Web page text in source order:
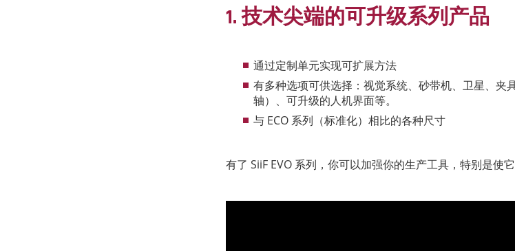
1. 技术尖端的可升级系列产品
通过定制单元实现可扩展方法
有多种选项可供选择：视觉系统、砂带机、卫星、夹
轴）、可升级的人机界面等。
与 ECO 系列（标准化）相比的各种尺寸
有了 SiiF EVO 系列，你可以加强你的生产工具，特别是使它